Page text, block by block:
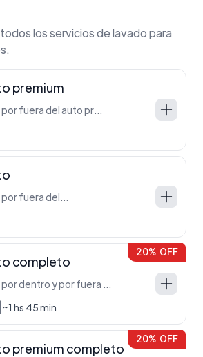
los servicios de lavado para
premium
20% OFF
completo
~1 hs 45 min
20% OFF
premium completo